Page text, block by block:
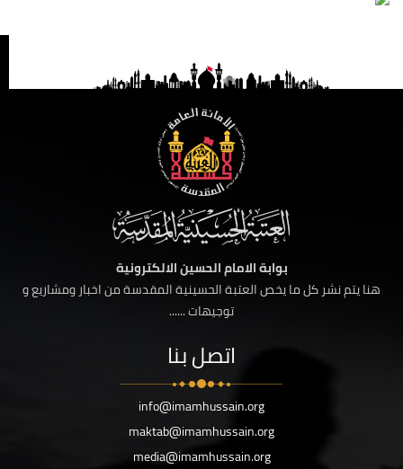
بوابة الامام الحسين الالكترونية
هنا يتم نشر كل ما يخص العتبة الحسينية المقدسة من اخبار ومشاريع و
توجيهات ......
اتصل بنا
info@imamhussain.org
maktab@imamhussain.org
media@imamhussain.org